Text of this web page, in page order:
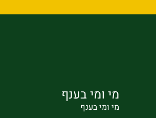
מי ומי בענף
מי ומי בענף